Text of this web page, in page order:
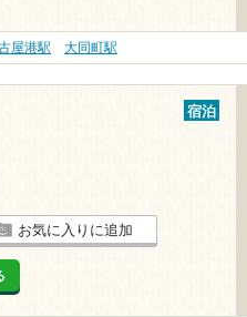
屋港駅 大同町駅
宿泊
お気に入りに追加